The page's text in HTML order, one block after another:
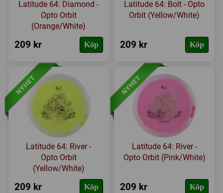
Latitude 64: Diamond -
Opto Orbit
(Orange/White)
209 kr Köp
Latitude 64: Bolt - Opto
Orbit (Yellow/White)
209 kr Köp
Latitude 64: River -
Opto Orbit
(Yellow/White)
209 kr Köp
Latitude 64: River -
Opto Orbit (Pink/White)
209 kr Köp